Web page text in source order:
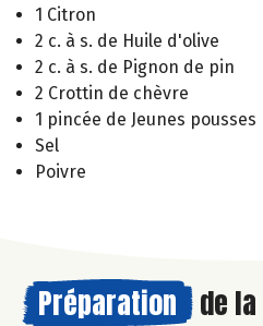
1 Citron
2 c. à s. de Huile d'olive
2 c. à s. de Pignon de pin
2 Crottin de chèvre
1 pincée de Jeunes pousses
Sel
Poivre
Préparation de la